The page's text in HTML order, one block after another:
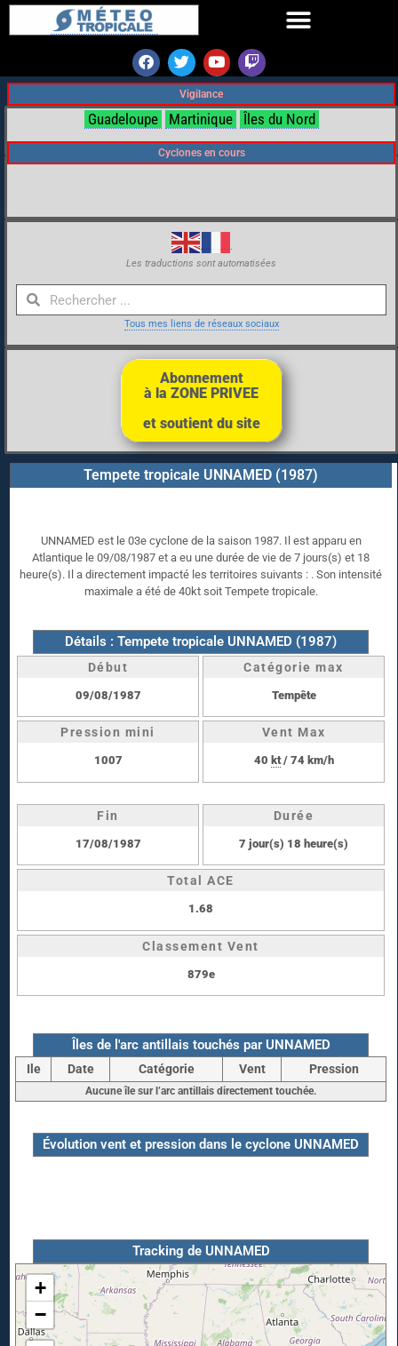
Vigilance
Guadeloupe Martinique Îles du Nord
Cyclones en cours
Les traductions sont automatisées
Tous mes liens de réseaux sociaux
Abonnement
à la ZONE PRIVEE
et soutient du site
Tempete tropicale UNNAMED (1987)
UNNAMED est le 03e cyclone de la saison 1987. Il est apparu en
Atlantique le 09/08/1987 et a eu une durée de vie de 7 jours(s) et 18
heure(s). Il a directement impacté les territoires suivants : . Son intensité
maximale a été de 40kt soit Tempete tropicale.
Détails : Tempete tropicale UNNAMED (1987)
Début
09/08/1987
Catégorie max
Tempête
Pression mini
1007
Vent Max
40 kt/ 74 km/h
Fin
17/08/1987
Durée
7 jour(s) 18 heure(s)
Total ACE
1.68
Classement Vent
879e
Îles de l'arc antillais touchés par UNNAMED
Ile Date Catégorie Vent Pression
Aucune île sur l’arc antillais directement touchée.
Évolution vent et pression dans le cyclone UNNAMED
Tracking de UNNAMED
+
−